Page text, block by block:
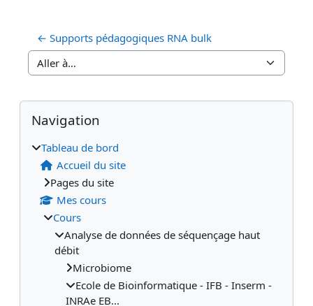
← Supports pédagogiques RNA bulk
Aller à…
Blocs
Blocs supplémentaires
Passer Navigation
Navigation
Tableau de bord
Accueil du site
Pages du site
Mes cours
Cours
Analyse de données de séquençage haut
débit
Microbiome
Ecole de Bioinformatique - IFB - Inserm -
INRAe EB...